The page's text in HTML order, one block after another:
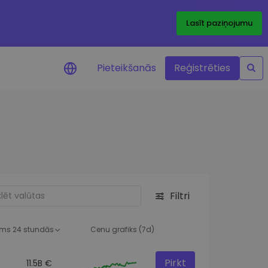
Lasīt paziņojumu
Pieteikšanās Reģistrēties
Filtri
24 stundās Cenu grafiks (7d)
11.5B € Pirkt